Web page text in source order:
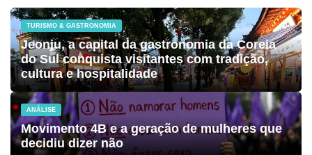
TURISMO & GASTRONOMIA
Jeonju, a capital da gastronomia da Coreia
do Sul conquista visitantes com tradição,
cultura e hospitalidade
ANÁLISE
Movimento 4B e a geração de mulheres que
decidiu dizer não